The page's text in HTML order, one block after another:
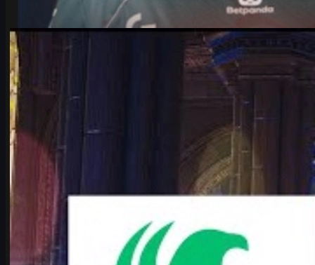
kirjoittanutMichael
Counter-Strike 2kesäkuuta 17, 2026
Falcons vs Vitality – CS2-analyysi ja cs skins -vinkit
Syvä analyysi Falcons vs Vitality -puolivälierästä IEM Cologne
Major 2026:ssa sekä vinkit csgo skins -kauppaan suomalaisille
pelaajille.
kesäkuuta 17, 2026